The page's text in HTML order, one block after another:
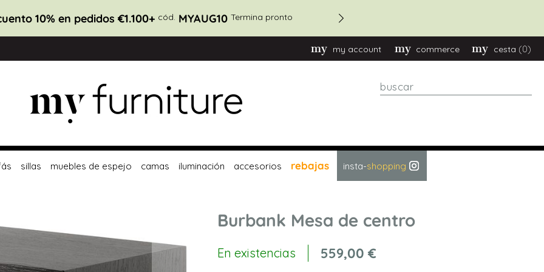
10% en pedidos €1.100+ cód. MYAUG10 Termina pronto
my account commerce cesta (0)
Buscar
sillas muebles de espejo camas iluminación accesorios rebajas insta-shopping
Burbank Mesa de centro
En existencias 559,00 €